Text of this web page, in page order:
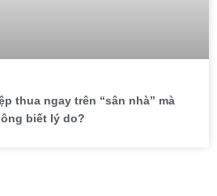
thua ngay trên “sân nhà” mà
biết lý do?